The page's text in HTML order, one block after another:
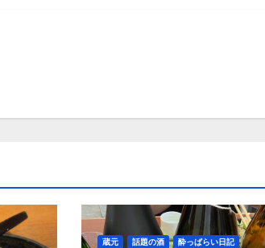
蔵元 話題の酒 酔っぱらい日記